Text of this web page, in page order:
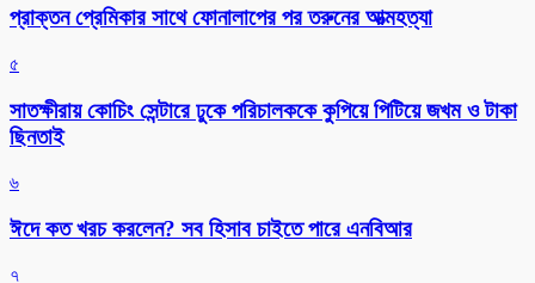
প্রাক্তন প্রেমিকার সাথে ফোনালাপের পর তরুনের আত্মহত্যা
৫
সাতক্ষীরায় কোচিং সেন্টারে ঢুকে পরিচালককে কুপিয়ে পিটিয়ে জখম ও টাকা
ছিনতাই
৬
ঈদে কত খরচ করলেন? সব হিসাব চাইতে পারে এনবিআর
৭